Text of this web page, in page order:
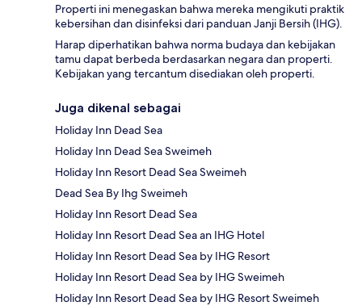
Properti ini menegaskan bahwa mereka mengikuti praktik
kebersihan dan disinfeksi dari panduan Janji Bersih (IHG).
Harap diperhatikan bahwa norma budaya dan kebijakan
tamu dapat berbeda berdasarkan negara dan properti.
Kebijakan yang tercantum disediakan oleh properti.
Juga dikenal sebagai
Holiday Inn Dead Sea
Holiday Inn Dead Sea Sweimeh
Holiday Inn Resort Dead Sea Sweimeh
Dead Sea By Ihg Sweimeh
Holiday Inn Resort Dead Sea
Holiday Inn Resort Dead Sea an IHG Hotel
Holiday Inn Resort Dead Sea by IHG Resort
Holiday Inn Resort Dead Sea by IHG Sweimeh
Holiday Inn Resort Dead Sea by IHG Resort Sweimeh